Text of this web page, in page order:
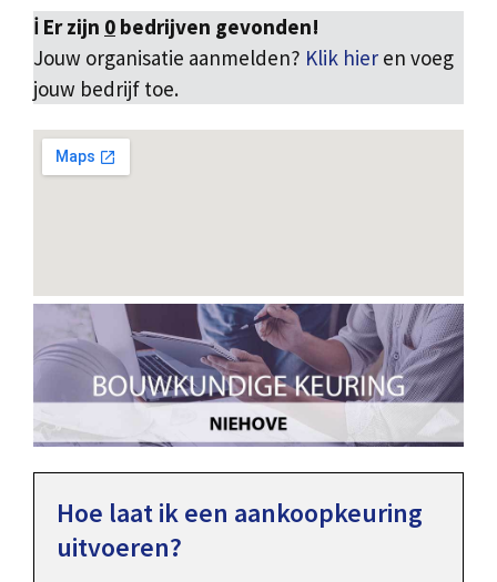
ℹ️ Er zijn 0 bedrijven gevonden!
Jouw organisatie aanmelden? Klik hier en voeg
jouw bedrijf toe.
Hoe laat ik een aankoopkeuring
uitvoeren?